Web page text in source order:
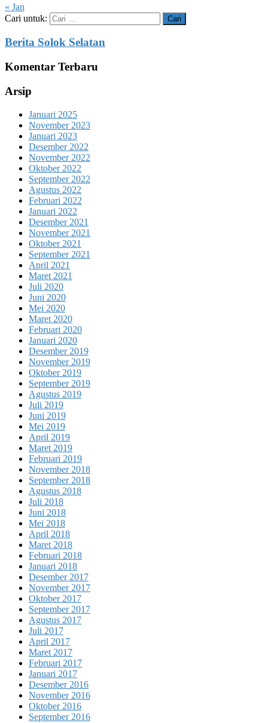
« Jan
Cari untuk:
Berita Solok Selatan
Komentar Terbaru
Arsip
Januari 2025
November 2023
Januari 2023
Desember 2022
November 2022
Oktober 2022
September 2022
Agustus 2022
Februari 2022
Januari 2022
Desember 2021
November 2021
Oktober 2021
September 2021
April 2021
Maret 2021
Juli 2020
Juni 2020
Mei 2020
Maret 2020
Februari 2020
Januari 2020
Desember 2019
November 2019
Oktober 2019
September 2019
Agustus 2019
Juli 2019
Juni 2019
Mei 2019
April 2019
Maret 2019
Februari 2019
November 2018
September 2018
Agustus 2018
Juli 2018
Juni 2018
Mei 2018
April 2018
Maret 2018
Februari 2018
Januari 2018
Desember 2017
November 2017
Oktober 2017
September 2017
Agustus 2017
Juli 2017
April 2017
Maret 2017
Februari 2017
Januari 2017
Desember 2016
November 2016
Oktober 2016
September 2016